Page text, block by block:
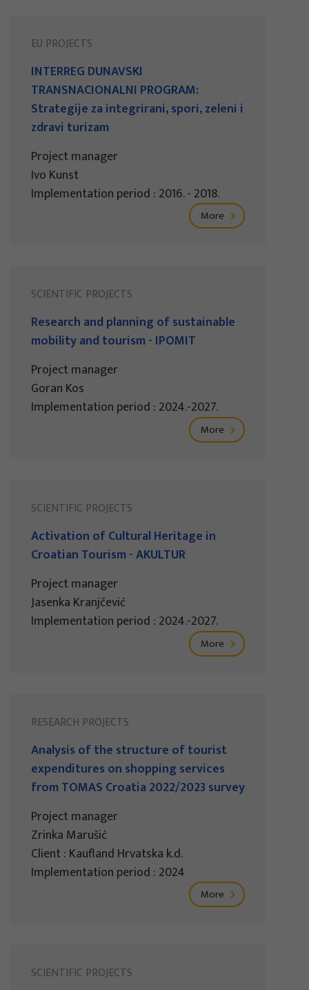
EU PROJECTS
INTERREG DUNAVSKI
TRANSNACIONALNI PROGRAM:
Strategije za integrirani, spori, zeleni i
zdravi turizam
Project manager
Ivo Kunst
Implementation period : 2016. - 2018.
More
SCIENTIFIC PROJECTS
Research and planning of sustainable
mobility and tourism - IPOMIT
Project manager
Goran Kos
Implementation period : 2024.-2027.
More
SCIENTIFIC PROJECTS
Activation of Cultural Heritage in
Croatian Tourism - AKULTUR
Project manager
Jasenka Kranjčević
Implementation period : 2024.-2027.
More
RESEARCH PROJECTS
Analysis of the structure of tourist
expenditures on shopping services
from TOMAS Croatia 2022/2023 survey
Project manager
Zrinka Marušić
Client : Kaufland Hrvatska k.d.
Implementation period : 2024
More
SCIENTIFIC PROJECTS